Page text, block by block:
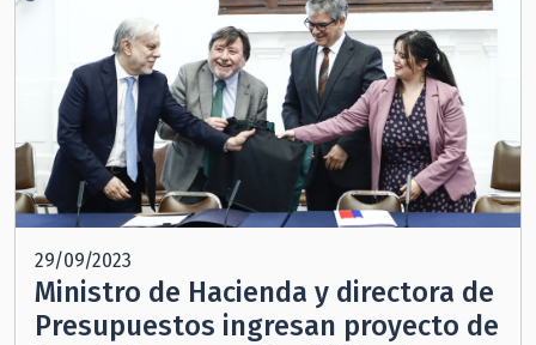
29/09/2023
Ministro de Hacienda y directora de
Presupuestos ingresan proyecto de